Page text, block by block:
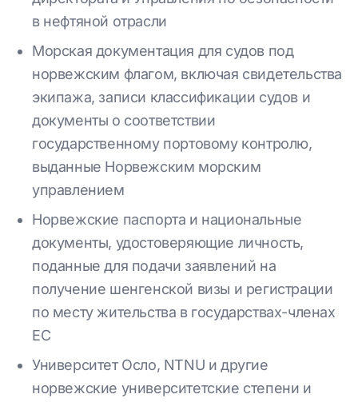
в нефтяной отрасли
Морская документация для судов под
норвежским флагом, включая свидетельства
экипажа, записи классификации судов и
документы о соответствии
государственному портовому контролю,
выданные Норвежским морским
управлением
Норвежские паспорта и национальные
документы, удостоверяющие личность,
поданные для подачи заявлений на
получение шенгенской визы и регистрации
по месту жительства в государствах-членах
ЕС
Университет Осло, NTNU и другие
норвежские университетские степени и